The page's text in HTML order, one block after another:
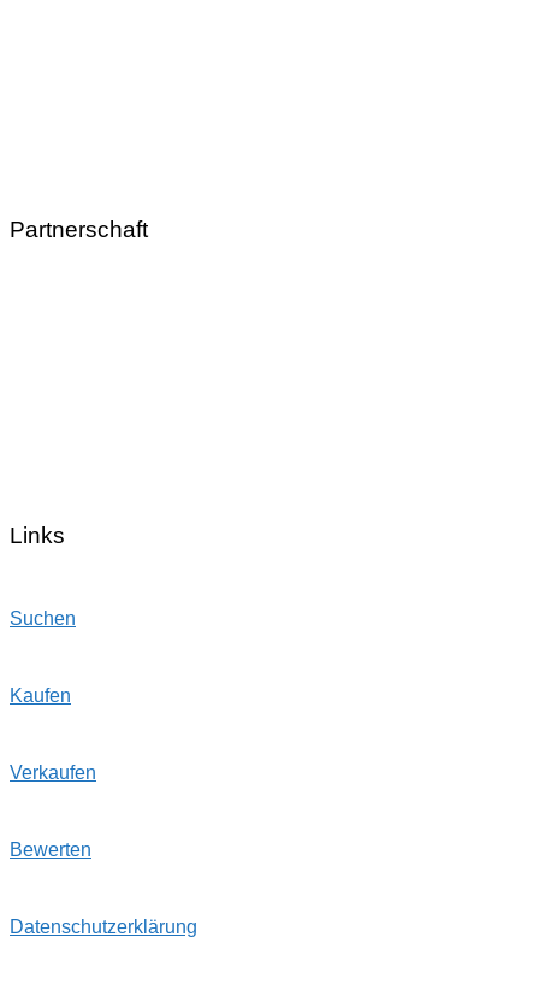
Partnerschaft
Links
Suchen
Kaufen
Verkaufen
Bewerten
Datenschutzerklärung